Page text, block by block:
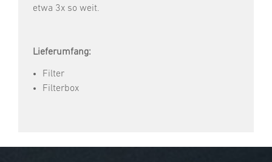
etwa 3x so weit.
Lieferumfang:
Filter
Filterbox